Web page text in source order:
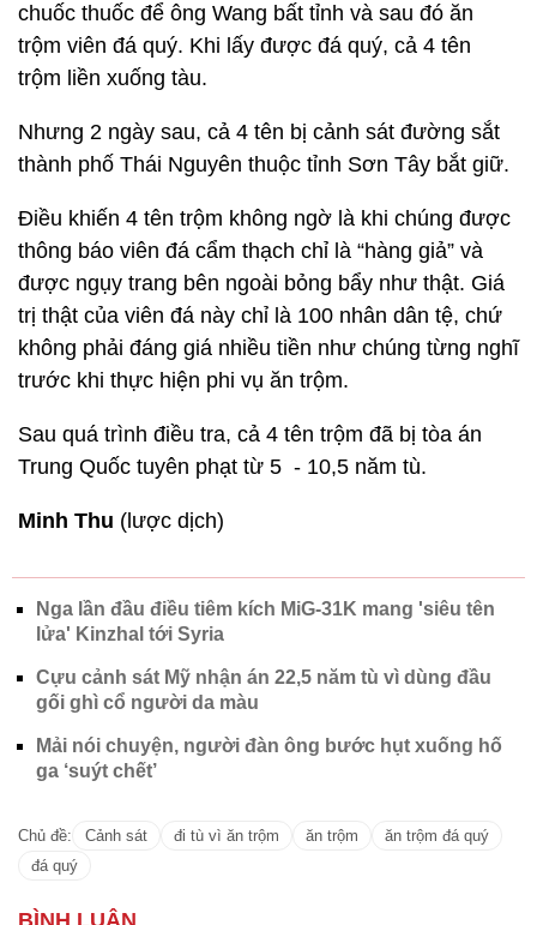
chuốc thuốc để ông Wang bất tỉnh và sau đó ăn
trộm viên đá quý. Khi lấy được đá quý, cả 4 tên
trộm liền xuống tàu.
Nhưng 2 ngày sau, cả 4 tên bị cảnh sát đường sắt
thành phố Thái Nguyên thuộc tỉnh Sơn Tây bắt giữ.
Điều khiến 4 tên trộm không ngờ là khi chúng được
thông báo viên đá cẩm thạch chỉ là “hàng giả” và
được ngụy trang bên ngoài bỏng bẩy như thật. Giá
trị thật của viên đá này chỉ là 100 nhân dân tệ, chứ
không phải đáng giá nhiều tiền như chúng từng nghĩ
trước khi thực hiện phi vụ ăn trộm.
Sau quá trình điều tra, cả 4 tên trộm đã bị tòa án
Trung Quốc tuyên phạt từ 5 - 10,5 năm tù.
Minh Thu (lược dịch)
Nga lần đầu điều tiêm kích MiG-31K mang 'siêu tên
lửa' Kinzhal tới Syria
Cựu cảnh sát Mỹ nhận án 22,5 năm tù vì dùng đầu
gối ghì cổ người da màu
Mải nói chuyện, người đàn ông bước hụt xuống hố
ga ‘suýt chết’
Chủ đề: Cảnh sát đi tù vì ăn trộm ăn trộm
ăn trộm đá quý
đá quý